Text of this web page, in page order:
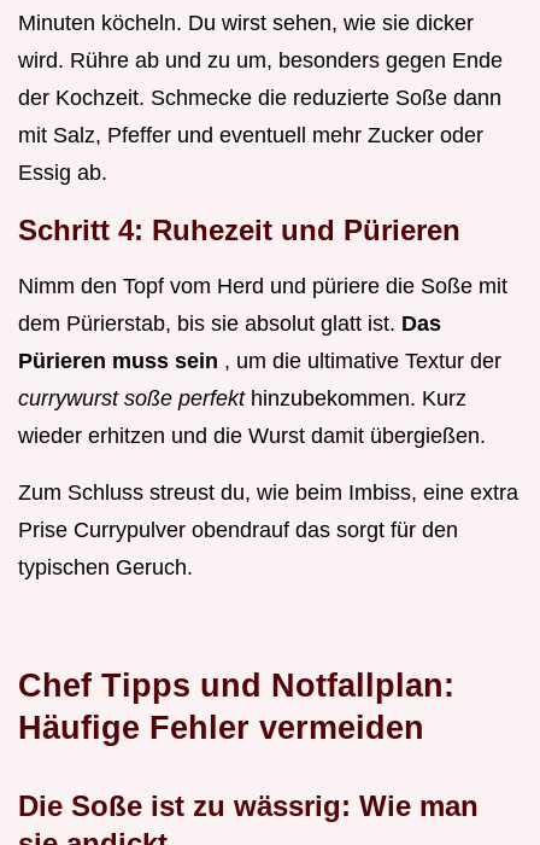
Minuten köcheln. Du wirst sehen, wie sie dicker
wird. Rühre ab und zu um, besonders gegen Ende
der Kochzeit. Schmecke die reduzierte Soße dann
mit Salz, Pfeffer und eventuell mehr Zucker oder
Essig ab.
Schritt 4: Ruhezeit und Pürieren
Nimm den Topf vom Herd und püriere die Soße mit
dem Pürierstab, bis sie absolut glatt ist. Das
Pürieren muss sein , um die ultimative Textur der
currywurst soße perfekt hinzubekommen. Kurz
wieder erhitzen und die Wurst damit übergießen.
Zum Schluss streust du, wie beim Imbiss, eine extra
Prise Currypulver obendrauf das sorgt für den
typischen Geruch.
Chef Tipps und Notfallplan:
Häufige Fehler vermeiden
Die Soße ist zu wässrig: Wie man